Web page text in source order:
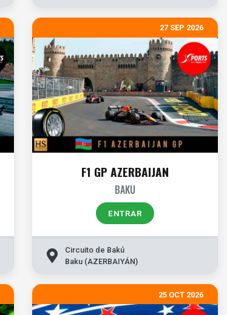
27 SEP 2026
F1 GP AZERBAIJAN
BAKU
ENTRAR
Circuito de Bakú
Baku (AZERBAIYÁN)
25 OCT 2026